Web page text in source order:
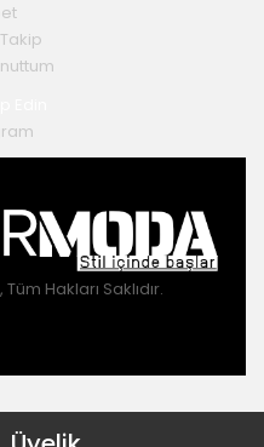
Hakları Saklıdır.